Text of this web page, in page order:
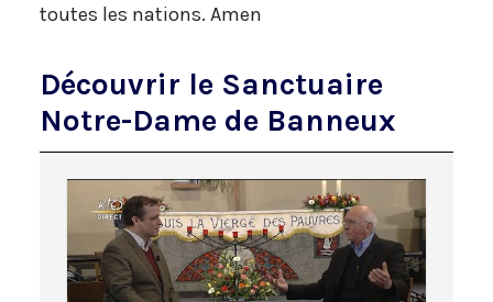
toutes les nations. Amen
Découvrir le Sanctuaire
Notre-Dame de Banneux